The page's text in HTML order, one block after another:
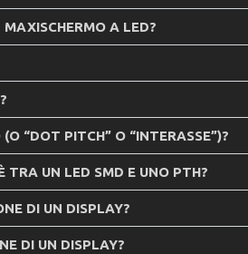
A LED?
(O “DOT PITCH” O “INTERASSE”)?
TRA UN LED SMD E UNO PTH?
DI UN DISPLAY?
DI UN DISPLAY?